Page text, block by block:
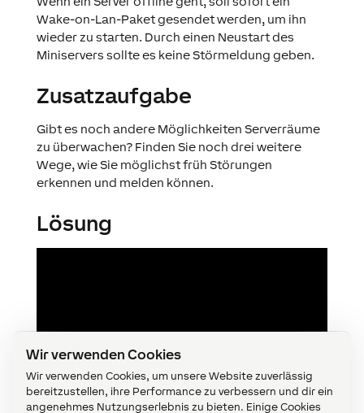
Wir verwenden Cookies
Wir verwenden Cookies, um unsere Website zuverlässig
bereitzustellen, ihre Performance zu verbessern und dir ein
angenehmes Nutzungserlebnis zu bieten. Einige Cookies
Wake-on-Lan-Paket gesendet werden, um ihn
wieder zu starten. Durch einen Neustart des
Miniservers sollte es keine Störmeldung geben.
Zusatzaufgabe
Gibt es noch andere Möglichkeiten Serverräume
zu überwachen? Finden Sie noch drei weitere
Wege, wie Sie möglichst früh Störungen
erkennen und melden können.
Lösung